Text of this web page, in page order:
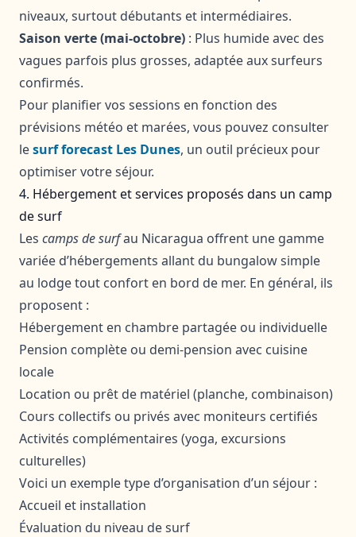
niveaux, surtout débutants et intermédiaires.
Saison verte (mai-octobre) : Plus humide avec des
vagues parfois plus grosses, adaptée aux surfeurs
confirmés.
Pour planifier vos sessions en fonction des
prévisions météo et marées, vous pouvez consulter
lesurf forecast Les Dunes, un outil précieux pour
optimiser votre séjour.
4. Hébergement et services proposés dans un camp
de surf
Les camps de surfau Nicaragua offrent une gamme
variée d’hébergements allant du bungalow simple
au lodge tout confort en bord de mer. En général, ils
proposent :
Hébergement en chambre partagée ou individuelle
Pension complète ou demi-pension avec cuisine
locale
Location ou prêt de matériel (planche, combinaison)
Cours collectifs ou privés avec moniteurs certifiés
Activités complémentaires (yoga, excursions
culturelles)
Voici un exemple type d’organisation d’un séjour :
Accueil et installation
Évaluation du niveau de surf